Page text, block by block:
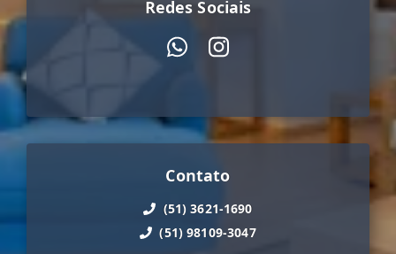
Redes Sociais
Contato
(51) 3621-1690
(51) 98109-3047